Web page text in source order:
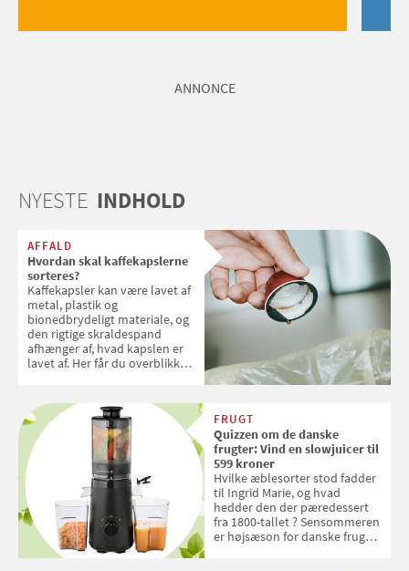
ANNONCE
NYESTE INDHOLD
AFFALD
Hvordan skal kaffekapslerne
sorteres?
Kaffekapsler kan være lavet af
metal, plastik og
bionedbrydeligt materiale, og
den rigtige skraldespand
afhænger af, hvad kapslen er
lavet af. Her får du overblikket
FRUGT
Quizzen om de danske
frugter: Vind en slowjuicer til
599 kroner
Hvilke æblesorter stod fadder
til Ingrid Marie, og hvad
hedder den der pæredessert
fra 1800-tallet ? Sensommeren
er højsæson for danske fruger,